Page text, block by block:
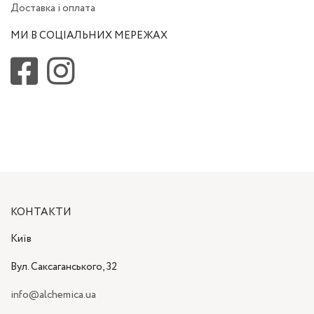
Доставка і оплата
МИ В СОЦІАЛЬНИХ МЕРЕЖАХ
КОНТАКТИ
Київ
Вул. Саксаганського, 32
info@alchemica.ua